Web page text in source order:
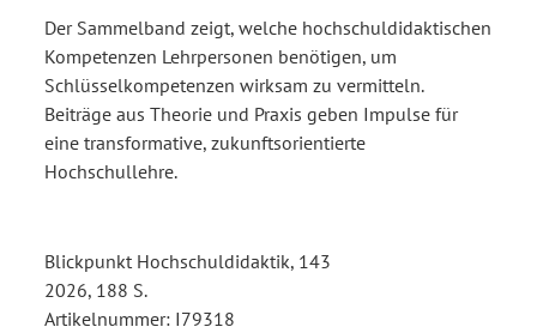
Der Sammelband zeigt, welche hochschuldidaktischen
Kompetenzen Lehrpersonen benötigen, um
Schlüsselkompetenzen wirksam zu vermitteln.
Beiträge aus Theorie und Praxis geben Impulse für
eine transformative, zukunftsorientierte
Hochschullehre.
Blickpunkt Hochschuldidaktik, 143
2026, 188 S.
Artikelnummer: I79318